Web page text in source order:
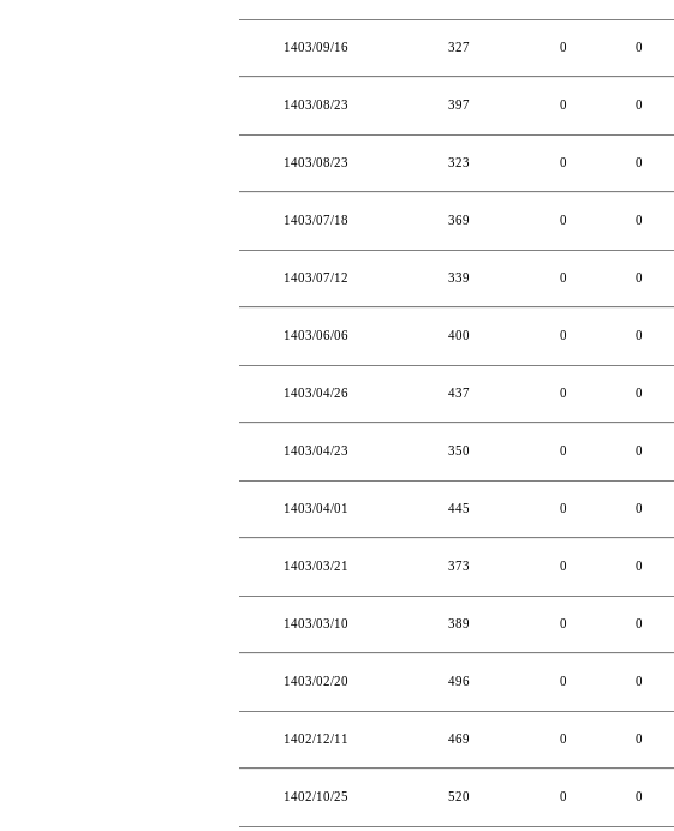
0
0
327
1403/09/16
0
0
397
1403/08/23
0
0
323
1403/08/23
0
0
369
1403/07/18
0
0
339
1403/07/12
0
0
400
1403/06/06
0
0
437
1403/04/26
0
0
350
1403/04/23
0
0
445
1403/04/01
0
0
373
1403/03/21
0
0
389
1403/03/10
0
0
496
1403/02/20
0
0
469
1402/12/11
0
0
520
1402/10/25